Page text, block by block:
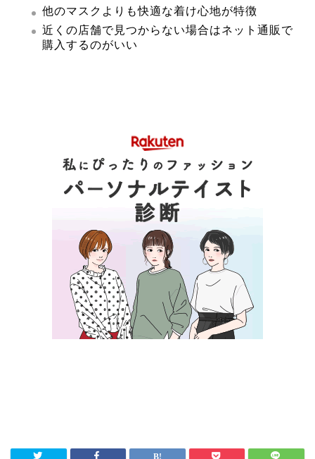
他のマスクよりも快適な着け心地が特徴
近くの店舗で見つからない場合はネット通販で
購入するのがいい